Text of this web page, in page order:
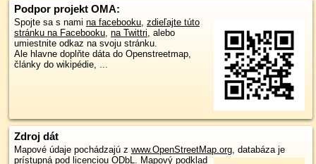
Podpor projekt OMA:
Spojte sa s nami na facebooku, zdieľajte túto
stránku na Facebooku, na Twittri, alebo
umiestnite odkaz na svoju stránku.
Ale hlavne doplňte dáta do Openstreetmap,
články do wikipédie, ...
Zdroj dát
Mapové údaje pochádzajú z www.OpenStreetMap.org , databáza je
prístupná pod licenciou ODbL Mapový podklad